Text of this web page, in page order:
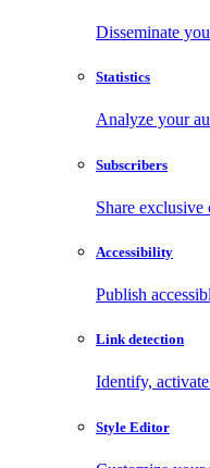
Disseminate
Statistics
Analyze your
Subscribers
Share
Accessibility
Publish
Link detection
Identify,
Style Editor